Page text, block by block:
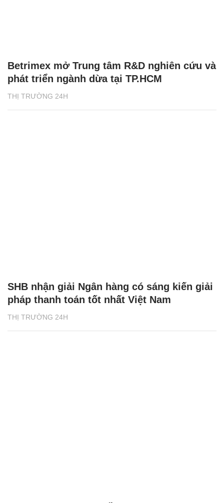
THỊ TRƯỜNG 24H
Betrimex mở Trung tâm R&D nghiên cứu và
phát triển ngành dừa tại TP.HCM
THỊ TRƯỜNG 24H
SHB nhận giải Ngân hàng có sáng kiến giải
pháp thanh toán tốt nhất Việt Nam